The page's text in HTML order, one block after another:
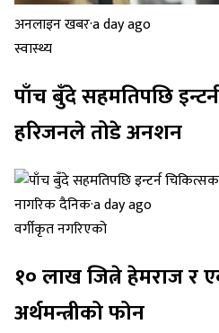
अनलाइन खबर·a day ago
स्वास्थ्य
पाँच बुँदे सहमतिपछि
हरिजनले तोडे अनशन
नागरिक दैनिक·a day ago
वर्गीकृत नगरिएको
१० लाख जित्ने हेमराज र
अर्थमन्त्रीको फोन